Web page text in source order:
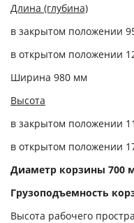
Длина (глубина)
в закрытом положении
в открытом положении
Ширина 980 мм
Высота
в закрытом положении
в открытом положении
Диаметр корзины 700
Грузоподъемность
Высота рабочего